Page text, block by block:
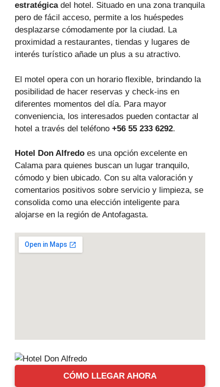
estratégicadel hotel. Situado en una zona tranquila
pero de fácil acceso, permite a los huéspedes
desplazarse cómodamente por la ciudad. La
proximidad a restaurantes, tiendas y lugares de
interés turístico añade un plus a su atractivo.
El motel opera con un horario flexible, brindando la
posibilidad de hacer reservas y check-ins en
diferentes momentos del día. Para mayor
conveniencia, los interesados pueden contactar al
hotel a través del teléfono +56 55 233 6292.
Hotel Don Alfredo es una opción excelente en
Calama para quienes buscan un lugar tranquilo,
cómodo y bien ubicado. Con su alta valoración y
comentarios positivos sobre servicio y limpieza, se
consolida como una elección inteligente para
alojarse en la región de Antofagasta.
CÓMO LLEGAR AHORA